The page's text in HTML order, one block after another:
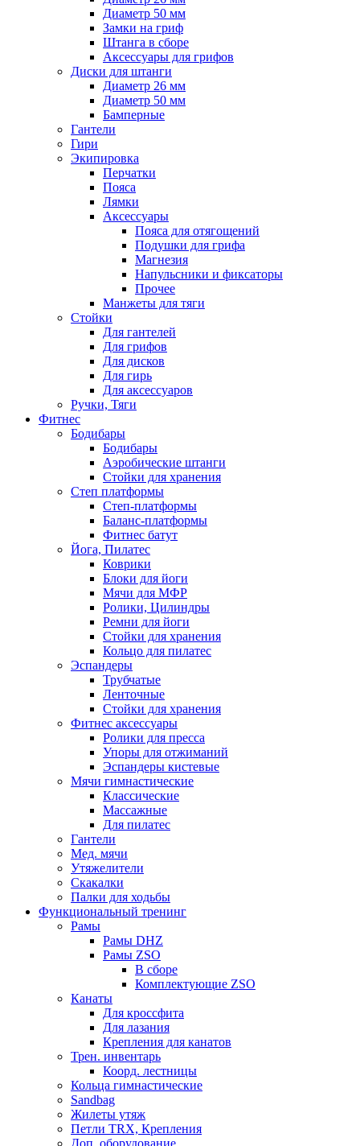
Диаметр 50 мм
Замки на гриф
Штанга в сборе
Аксессуары для грифов
Диски для штанги
Диаметр 26 мм
Диаметр 50 мм
Бамперные
Гантели
Гири
Экипировка
Перчатки
Пояса
Лямки
Аксессуары
Пояса для отягощений
Подушки для грифа
Магнезия
Напульсники и фиксаторы
Прочее
Манжеты для тяги
Стойки
Для гантелей
Для грифов
Для дисков
Для гирь
Для аксессуаров
Ручки, Тяги
Фитнес
Бодибары
Бодибары
Аэробические штанги
Стойки для хранения
Степ платформы
Степ-платформы
Баланс-платформы
Фитнес батут
Йога, Пилатес
Коврики
Блоки для йоги
Мячи для МФР
Ролики, Цилиндры
Ремни для йоги
Стойки для хранения
Кольцо для пилатес
Эспандеры
Трубчатые
Ленточные
Стойки для хранения
Фитнес аксессуары
Ролики для пресса
Упоры для отжиманий
Эспандеры кистевые
Мячи гимнастические
Классические
Массажные
Для пилатес
Гантели
Мед. мячи
Утяжелители
Скакалки
Палки для ходьбы
Функциональный тренинг
Рамы
Рамы DHZ
Рамы ZSO
В сборе
Комплектующие ZSO
Канаты
Для кроссфита
Для лазания
Крепления для канатов
Трен. инвентарь
Коорд. лестницы
Кольца гимнастические
Sandbag
Жилеты утяж
Петли TRX, Крепления
Доп. оборудование